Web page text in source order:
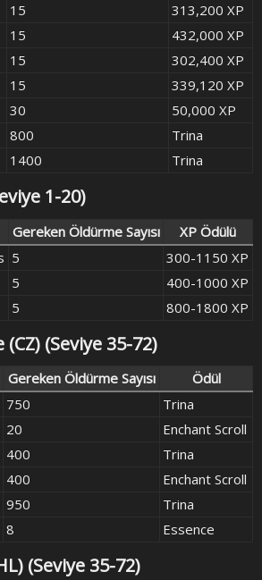
15
313,200 XP
15
432,000 XP
15
302,400 XP
15
339,120 XP
30
50,000 XP
800
Trina
1400 Trina
1-20)​
Gereken Öldürme Sayısı
XP Ödülü
5
300-1150 XP
5
400-1000 XP
5 800-1800 XP
(CZ) (Seviye 35-72)​
Gereken Öldürme Sayısı
Ödül
750
Trina
20
Enchant Scroll
400
Trina
400
Enchant Scroll
950
Trina
8 Essence
(Seviye 35-72)​